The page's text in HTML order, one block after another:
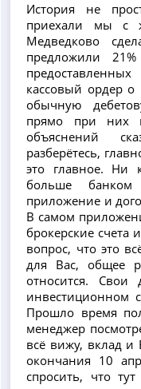
История не
приехали мы с
Медведково
предложили
кассовый ордер
обычную
прямо при них
объяснений
разберётесь,
это главное. Ни
больше банком
приложение и
В самом
брокерские
вопрос, что это
для Вас, общее
относится.
инвестиционном
Прошло время
менеджер
всё вижу, вклад
окончания 10
спросить, что